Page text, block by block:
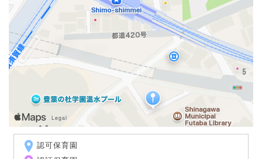
認可保育園